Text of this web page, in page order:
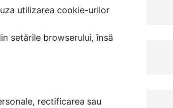
utilizarea cookie-urilor
setările browserului, însă
rectificarea sau